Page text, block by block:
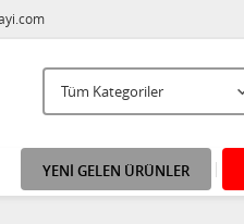
YENİ GELEN ÜRÜNLER